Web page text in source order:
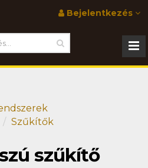
Bejelentkezés
Szűkítők
szűkítő